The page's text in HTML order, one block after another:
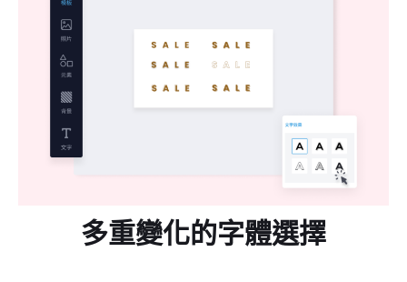
多重變化的字體選擇